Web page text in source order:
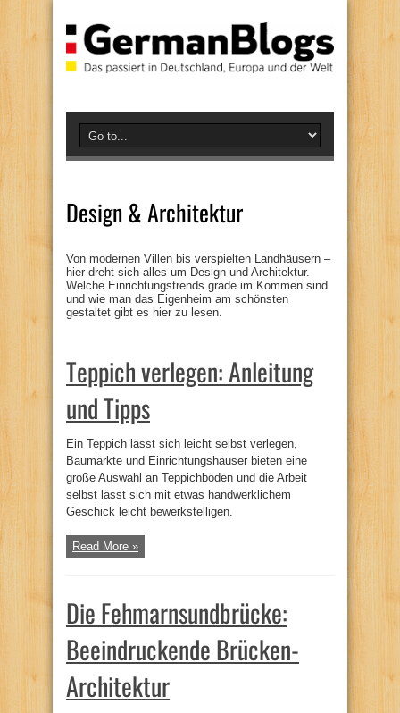
Design & Architektur
Von modernen Villen bis verspielten Landhäusern –
hier dreht sich alles um Design und Architektur.
Welche Einrichtungstrends grade im Kommen sind
und wie man das Eigenheim am schönsten
gestaltet gibt es hier zu lesen.
Teppich verlegen: Anleitung
und Tipps
Ein Teppich lässt sich leicht selbst verlegen,
Baumärkte und Einrichtungshäuser bieten eine
große Auswahl an Teppichböden und die Arbeit
selbst lässt sich mit etwas handwerklichem
Geschick leicht bewerkstelligen.
Read More »
Die Fehmarnsundbrücke:
Beeindruckende Brücken-
Architektur